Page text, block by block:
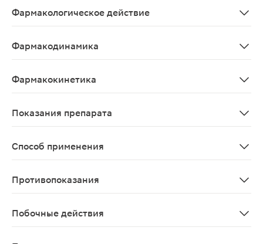
Фармакологическое действие
Фармакодинамика
Фармакокинетика
Показания препарата
Способ применения
Противопоказания
Побочные действия